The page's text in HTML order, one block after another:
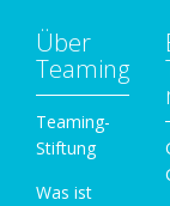
Über
Teaming
Teaming-
Stiftung
Was ist